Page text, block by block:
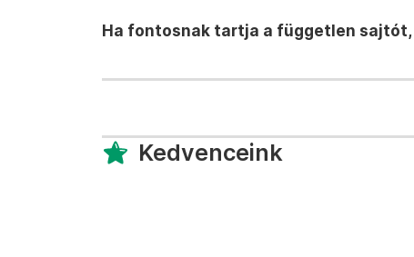
Ha fontosnak tartja a független sajtót,
Kedvenceink